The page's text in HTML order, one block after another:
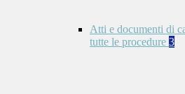
Atti e documenti di
tutte le procedure 3